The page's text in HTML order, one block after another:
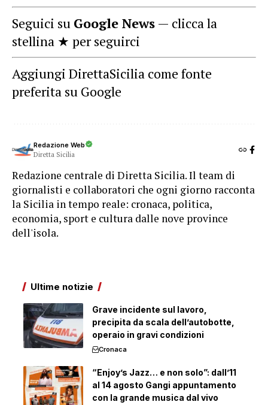
Seguici su Google News — clicca la
stellina ★ per seguirci
Aggiungi DirettaSicilia come fonte
preferita su Google
Redazione Web
Diretta Sicilia
Redazione centrale di Diretta Sicilia. Il team di
giornalisti e collaboratori che ogni giorno racconta
la Sicilia in tempo reale: cronaca, politica,
economia, sport e cultura dalle nove province
dell'isola.
Ultime notizie
Grave incidente sul lavoro,
precipita da scala dell’autobotte,
operaio in gravi condizioni
Cronaca
“Enjoy’s Jazz… e non solo”: dall’11
al 14 agosto Gangi appuntamento
con la grande musica dal vivo